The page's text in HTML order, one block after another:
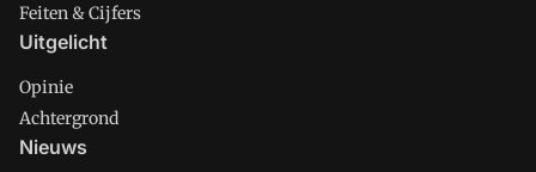
Feiten & Cijfers
Uitgelicht
Opinie
Achtergrond
Nieuws